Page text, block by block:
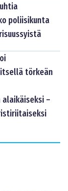
poliisikunta
törkeän
alaikäiseksi –